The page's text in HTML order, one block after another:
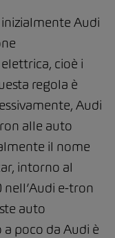
Audi
cioè i
regola è
Audi
alle auto
il nome
intorno al
e-tron
auto
poco da Audi è